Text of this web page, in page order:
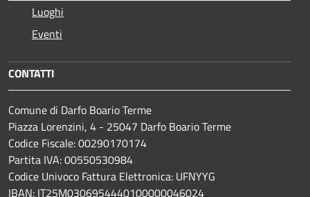
Luoghi
Eventi
CONTATTI
Comune di Darfo Boario Terme
Piazza Lorenzini, 4 - 25047 Darfo Boario Terme
Codice Fiscale: 00290170174
Partita IVA: 00550530984
Codice Univoco Fattura Elettronica: UFNYYG
IBAN: IT25M0306954440100000046024